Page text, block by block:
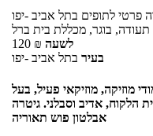
פרטי לתופים בתל אביב -יפו
תעודה, בוגר, מכללת בית ברל
120 ₪ לשעה
בעיר בתל אביב -יפו
ולימודי מוזיקה, מוזיקאי פעיל, בעל
הלקוח, אדיב וסבלני. גיטרה
אבלטון פוש תאוריה